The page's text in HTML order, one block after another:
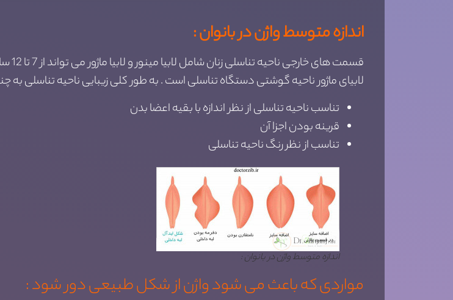
اندازه متوسط واژن در بانوان :
لابیای ماژور ناحیه گوشتی دستگاه تناسلی است . به طور کلی زیبایی ناحیه تناسلی به
تناسب ناحیه تناسلی از نظر اندازه با بقیه اعضا بدن
قرینه بودن اجزا آن
تناسب از نظر رنگ ناحیه تناسلی
اندازه متوسط واژن در بانوان :
مواردی که باعث می شود واژن از شکل طبیعی دور شود :